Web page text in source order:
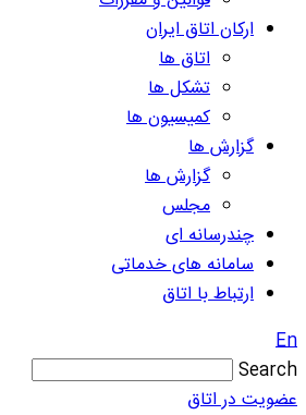
ارکان اتاق ایران
اتاق ها
تشکل ها
کمیسیون ها
گزارش ها
گزارش ها
مجلس
چندرسانه ای
سامانه های خدماتی
ارتباط با اتاق
En
Search
عضویت در اتاق